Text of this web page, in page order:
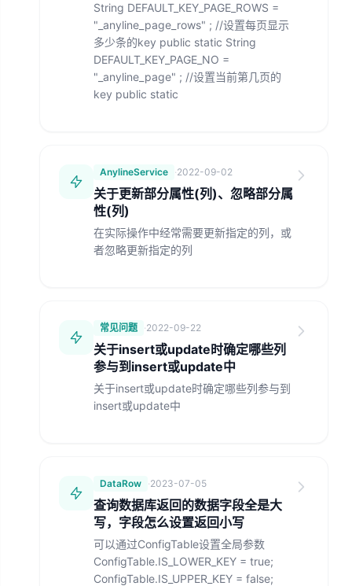
String DEFAULT_KEY_PAGE_ROWS =
"_anyline_page_rows" ; //设置每页显示
多少条的key public static String
DEFAULT_KEY_PAGE_NO =
"_anyline_page" ; //设置当前第几页的
key public static
AnylineService ·2022-09-02
关于更新部分属性(列)、忽略部分属
性(列)
在实际操作中经常需要更新指定的列，或
者忽略更新指定的列
常见问题 ·2022-09-22
关于insert或update时确定哪些列
参与到insert或update中
关于insert或update时确定哪些列参与到
insert或update中
DataRow ·2023-07-05
查询数据库返回的数据字段全是大
写，字段怎么设置返回小写
可以通过ConfigTable设置全局参数
ConfigTable.IS_LOWER_KEY = true;
ConfigTable.IS_UPPER_KEY = false;